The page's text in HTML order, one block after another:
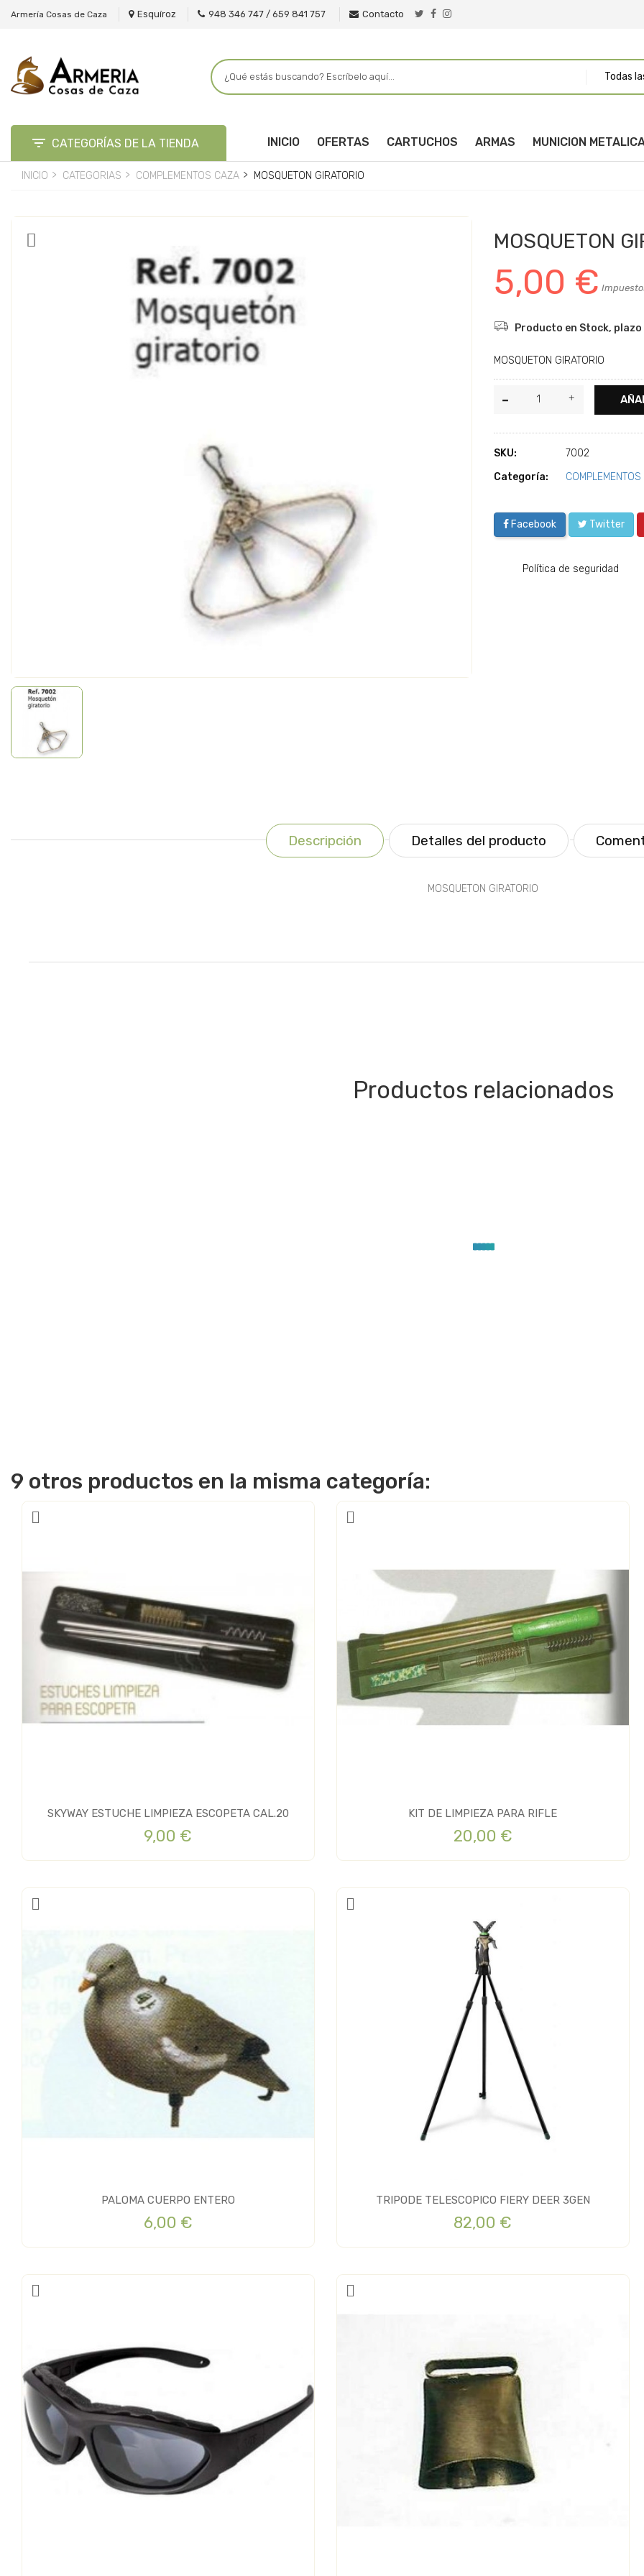
Armería Cosas de Caza Esquíroz 948 346 747 / 659 841 757 Contacto
Todas
 CATEGORÍAS DE LA TIENDA INICIO OFERTAS CARTUCHOS ARMAS MUNICION
INICIO CATEGORIAS COMPLEMENTOS CAZA MOSQUETON GIRATORIO
MOSQUETON
5,00 €
Producto en Stock,
MOSQUETON GIRATORIO
SKU:
7002
Categoría:
Facebook Twitter
Política de seguridad
Descripción Detalles del producto
MOSQUETON GIRATORIO
Productos relacionados
9 otros productos en la misma categoría:
SKYWAY ESTUCHE LIMPIEZA ESCOPETA CAL.20
9,00 €
KIT DE LIMPIEZA PARA RIFLE
20,00 €
PALOMA CUERPO ENTERO
6,00 €
TRIPODE TELESCOPICO FIERY DEER 3GEN
82,00 €